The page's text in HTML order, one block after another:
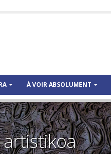
À VOIR ABSOLUMENT